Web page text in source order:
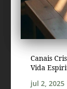
Canais
Vida
jul 2, 2025